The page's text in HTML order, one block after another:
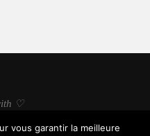
♡
vous garantir la meilleure